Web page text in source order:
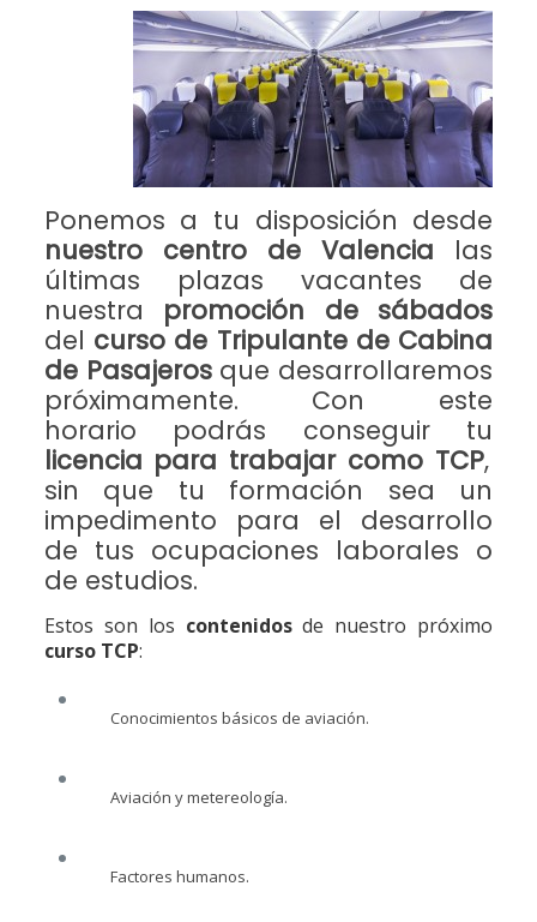
Ponemos a tu disposición desde
nuestro centro de Valencia las
últimas plazas vacantes de
nuestra promoción de sábados
del curso de Tripulante de Cabina
de Pasajerosque desarrollaremos
próximamente. Con este
horario podrás conseguir tu
licencia para trabajar como TCP,
sin que tu formación sea un
impedimento para el desarrollo
de tus ocupaciones laborales o
de estudios.
Estos son los contenidosde nuestro próximo
curso TCP:
Conocimientos básicos de aviación.
Aviación y metereología.
Factores humanos.